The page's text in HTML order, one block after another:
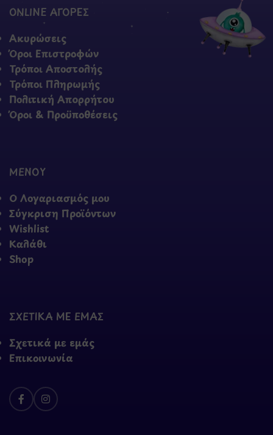
ONLINE ΑΓΟΡΕΣ
Ακυρώσεις
Όροι Επιστροφών
Τρόποι Αποστολής
Τρόποι Πληρωμής
Πολιτική Απορρήτου
Όροι & Προϋποθέσεις
ΜΕΝΟΥ
Ο Λογαριασμός μου
Σύγκριση Προϊόντων
Wishlist
Καλάθι
Shop
ΣΧΕΤΙΚΑ ΜΕ ΕΜΑΣ
Σχετικά με εμάς
Επικοινωνία